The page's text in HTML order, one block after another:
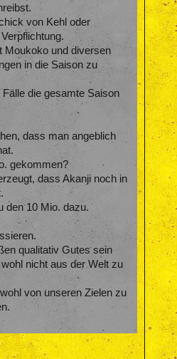
von Kehl oder
Moukoko und diversen
in die Saison zu
die gesamte Saison
dass man angeblich
gekommen?
dass Akanji noch in
den 10 Mio. dazu.
qualitativ Gutes sein
nicht aus der Welt zu
von unseren Zielen zu